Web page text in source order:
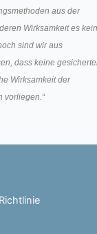
aus der
Wirksamkeit es
sind wir aus
dass keine
Wirksamkeit der
vorliegen.“